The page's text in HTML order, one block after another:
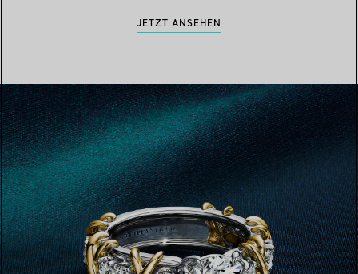
JETZT ANSEHEN